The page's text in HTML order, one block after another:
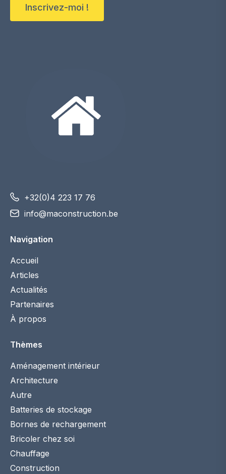
Inscrivez-moi !
+32(0)4 223 17 76
info@maconstruction.be
Navigation
Accueil
Articles
Actualités
Partenaires
À propos
Thèmes
Aménagement intérieur
Architecture
Autre
Batteries de stockage
Bornes de rechargement
Bricoler chez soi
Chauffage
Construction